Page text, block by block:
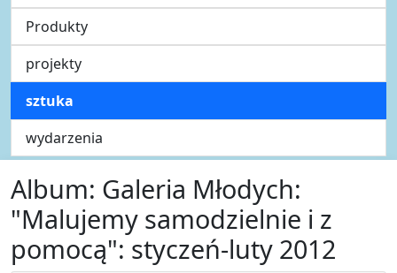
Produkty
projekty
sztuka
wydarzenia
Album: Galeria Młodych:
"Malujemy samodzielnie i z
pomocą": styczeń-luty 2012